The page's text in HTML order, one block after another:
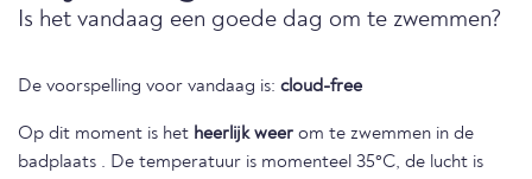
Is het vandaag een goede dag om te zwemmen?
De voorspelling voor vandaag is: cloud-free
Op dit moment is het heerlijk weer om te zwemmen in de
badplaats . De temperatuur is momenteel 35°C, de lucht is